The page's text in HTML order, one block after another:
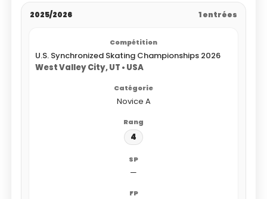
2025/2026 1 entrées
U.S. Synchronized Skating Championships 2026
West Valley City, UT • USA
Novice A
4
—